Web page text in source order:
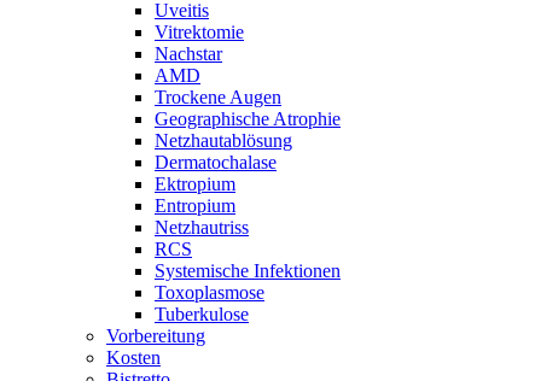
Uveitis
Vitrektomie
Nachstar
AMD
Trockene Augen
Geographische Atrophie
Netzhautablösung
Dermatochalase
Ektropium
Entropium
Netzhautriss
RCS
Systemische Infektionen
Toxoplasmose
Tuberkulose
Vorbereitung
Kosten